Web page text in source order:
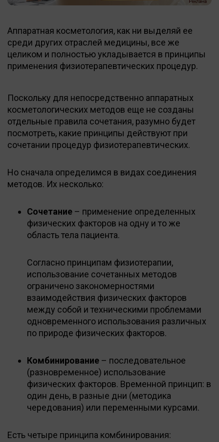
Аппаратная косметология, как ни выделяй ее
среди других отраслей медицины, все же
целиком и полностью укладывается в принципы
применения физиотерапевтических процедур.
Поскольку для непосредственно аппаратных
косметологических методов еще не созданы
отдельные правила сочетания, разумно будет
посмотреть, какие принципы действуют при
сочетании процедур физиотерапевтических.
Но сначала определимся в видах соединения
методов. Их несколько:
Сочетание – применение определенных
физических факторов на одну и то же
область тела пациента.
Согласно принципам физиотерапии,
использование сочетанных методов
ограничено закономерностями
взаимодействия физических факторов
между собой и техническими проблемами
одновременного использования различных
по природе физических факторов.
Комбинирование – последовательное
(разновременное) использование
физических факторов. Временной принцип: в
один день, в разные дни (методика
чередования) или переменными курсами.
Есть четыре принципа комбинирования: